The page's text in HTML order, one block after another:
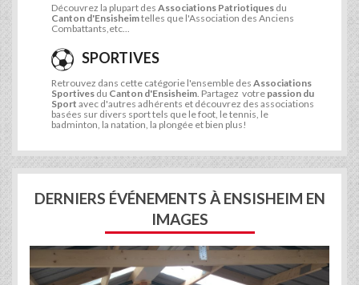
Découvrez la plupart des Associations Patriotiques du
Canton d'Ensisheimtelles que l'Association des Anciens
Combattants,etc...
SPORTIVES
Retrouvez dans cette catégorie l'ensemble des Associations
Sportives du Canton d'Ensisheim . Partagez votre passion du
Sport avec d'autres adhérents et découvrez des associations
basées sur divers sport tels que le foot, le tennis, le
badminton, la natation, la plongée et bien plus!
DERNIERS ÉVÉNEMENTS À ENSISHEIM EN
IMAGES